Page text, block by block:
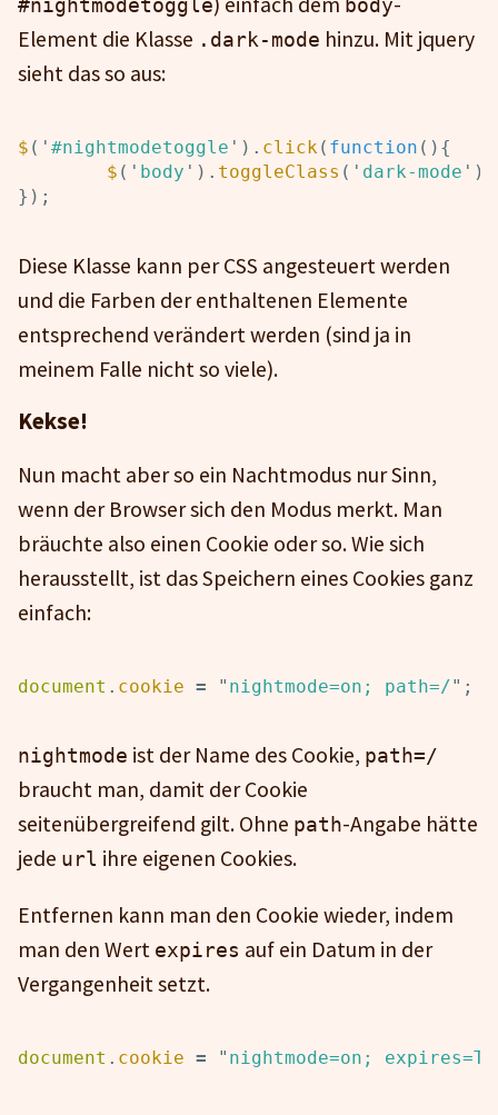
#nightmodetoggle body
Element die Klasse .dark-mode hinzu. Mit jquery
sieht das so aus:
$ ( ' #nightmodetoggle ' ). click( function (){
$ ( ' body ' ). toggleClass ( ' dark-mode ' );
});
Diese Klasse kann per CSS angesteuert werden
und die Farben der enthaltenen Elemente
entsprechend verändert werden (sind ja in
meinem Falle nicht so viele).
Kekse!
Nun macht aber so ein Nachtmodus nur Sinn,
wenn der Browser sich den Modus merkt. Man
bräuchte also einen Cookie oder so. Wie sich
herausstellt, ist das Speichern eines Cookies ganz
einfach:
document . cookie = " nightmode=on; path=/" ;
nightmode ist der Name des Cookie, path=/
braucht man, damit der Cookie
seitenübergreifend gilt. Ohne path-Angabe hätte
jede url ihre eigenen Cookies.
Entfernen kann man den Cookie wieder, indem
man den Wert expires auf ein Datum in der
Vergangenheit setzt.
document . cookie = " nightmode=on;